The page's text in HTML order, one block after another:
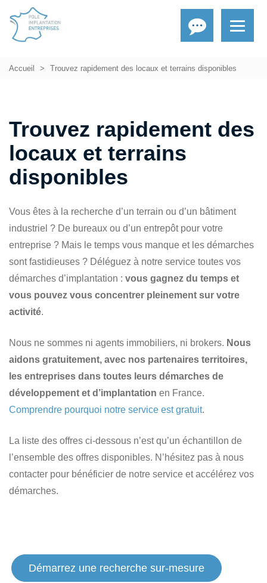
Accueil Trouvez rapidement des locaux et terrains disponibles
Trouvez rapidement des
locaux et terrains
disponibles
Vous êtes à la recherche d’un terrain ou d’un bâtiment
industriel ? De bureaux ou d’un entrepôt pour votre
entreprise ? Mais le temps vous manque et les démarches
sont fastidieuses ? Déléguez à notre service toutes vos
démarches d’implantation : vous gagnez du temps et
vous pouvez vous concentrer pleinement sur votre
activité.
Nous ne sommes ni agents immobiliers, ni brokers. Nous
aidons gratuitement, avec nos partenaires territoires,
les entreprises dans toutes leurs démarches de
développement et d’implantation en France.
Comprendre pourquoi notre service est gratuit.
La liste des offres ci-dessous n’est qu’un échantillon de
l’ensemble des offres disponibles. N’hésitez pas à nous
contacter pour bénéficier de notre service et accélérez vos
démarches.
Démarrez une recherche sur-mesure